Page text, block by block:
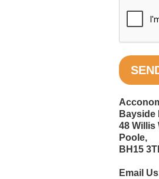
Bayside
48 Willis
Poole,
BH15
Email